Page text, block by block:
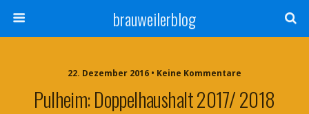
brauweilerblog
22. Dezember 2016 • Keine Kommentare
Pulheim: Doppelhaushalt 2017/ 2018